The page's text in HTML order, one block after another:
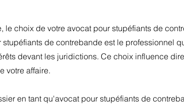
le choix de votre avocat pour stupéfiants de
de contrebande est le professionnel
devant les juridictions. Ce choix influence
votre affaire.
en tant qu'avocat pour stupéfiants de